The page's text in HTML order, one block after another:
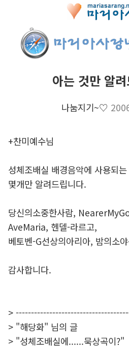
아는 것만 알
나눔지기~♡
+찬미예수님
성체조배실 배경음악에 사용되
몇개만 알려드립니다.
당신의소중한사람,
AveMaria, 헨델-라르고,
베토벤-G선상의아리아, 밤의소
감사합니다.
>
> "해당화" 님의 글
> "성체조배실에......묵상곡이?"